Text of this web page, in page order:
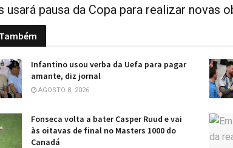
usará pausa da Copa para realizar novas
Também
Infantino usou verba da Uefa para pagar
amante, diz jornal
AGOSTO 8, 2026
Fonseca volta a bater Casper Ruud e vai
às oitavas de final no Masters 1000 do
Canadá